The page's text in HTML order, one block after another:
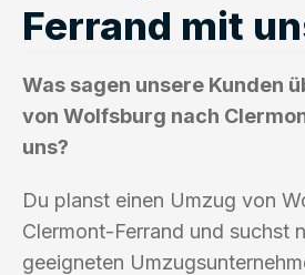
Ferrand mit
Was sagen unsere Kunden
von Wolfsburg nach
uns?
Du planst einen Umzug von
Clermont-Ferrand und suchst
geeigneten